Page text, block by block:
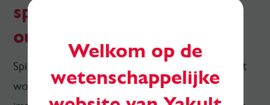
spijsverteringscomfort bij
ouderen
Spijsverteringscomfort bij senioren kan niet correct
worden aangepakt zonder eerst in te gaan op de
Welkom op de
wetenschappelijke